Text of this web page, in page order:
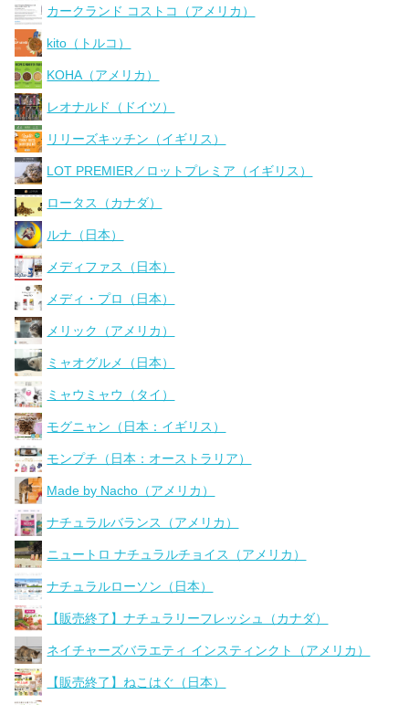
カークランド コストコ（アメリカ）
kito（トルコ）
KOHA（アメリカ）
レオナルド（ドイツ）
リリーズキッチン（イギリス）
LOT PREMIER／ロットプレミア（イギリス）
ロータス（カナダ）
ルナ（日本）
メディファス（日本）
メディ・プロ（日本）
メリック（アメリカ）
ミャオグルメ（日本）
ミャウミャウ（タイ）
モグニャン（日本：イギリス）
モンプチ（日本：オーストラリア）
Made by Nacho（アメリカ）
ナチュラルバランス（アメリカ）
ニュートロ ナチュラルチョイス（アメリカ）
ナチュラルローソン（日本）
【販売終了】ナチュラリーフレッシュ（カナダ）
ネイチャーズバラエティ インスティンクト（アメリカ）
【販売終了】ねこはぐ（日本）